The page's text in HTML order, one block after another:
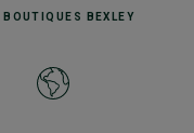
BOUTIQUES BEXLEY